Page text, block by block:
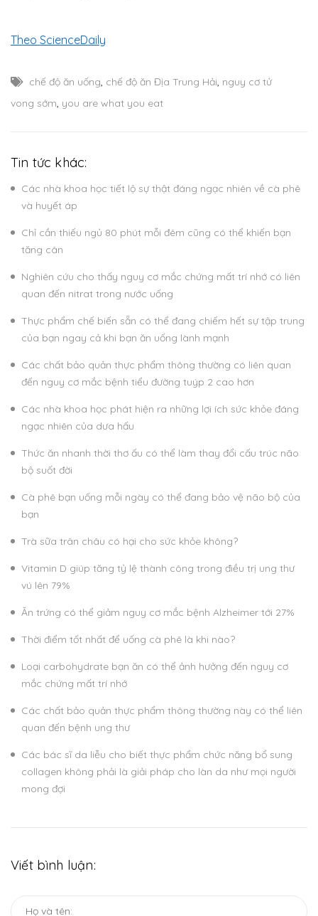
Theo ScienceDaily
chế độ ăn uống, chế độ ăn Địa Trung Hải, nguy cơ tử
vong sớm, you are what you eat
Tin tức khác:
Các nhà khoa học tiết lộ sự thật đáng ngạc nhiên về cà phê
và huyết áp
Chỉ cần thiếu ngủ 80 phút mỗi đêm cũng có thể khiến bạn
tăng cân
Nghiên cứu cho thấy nguy cơ mắc chứng mất trí nhớ có liên
quan đến nitrat trong nước uống
Thực phẩm chế biến sẵn có thể đang chiếm hết sự tập trung
của bạn ngay cả khi bạn ăn uống lành mạnh
Các chất bảo quản thực phẩm thông thường có liên quan
đến nguy cơ mắc bệnh tiểu đường tuýp 2 cao hơn
Các nhà khoa học phát hiện ra những lợi ích sức khỏe đáng
ngạc nhiên của dưa hấu
Thức ăn nhanh thời thơ ấu có thể làm thay đổi cấu trúc não
bộ suốt đời
Cà phê bạn uống mỗi ngày có thể đang bảo vệ não bộ của
bạn
Trà sữa trân châu có hại cho sức khỏe không?
Vitamin D giúp tăng tỷ lệ thành công trong điều trị ung thư
vú lên 79%
Ăn trứng có thể giảm nguy cơ mắc bệnh Alzheimer tới 27%
Thời điểm tốt nhất để uống cà phê là khi nào?
Loại carbohydrate bạn ăn có thể ảnh hưởng đến nguy cơ
mắc chứng mất trí nhớ
Các chất bảo quản thực phẩm thông thường này có thể liên
quan đến bệnh ung thư
Các bác sĩ da liễu cho biết thực phẩm chức năng bổ sung
collagen không phải là giải pháp cho làn da như mọi người
mong đợi
Viết bình luận: